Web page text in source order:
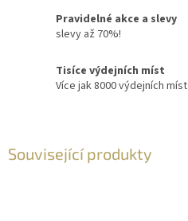
Pravidelné akce a slevy
slevy až 70%!
Tisíce výdejních míst
Více jak 8000 výdejních míst
Související produkty